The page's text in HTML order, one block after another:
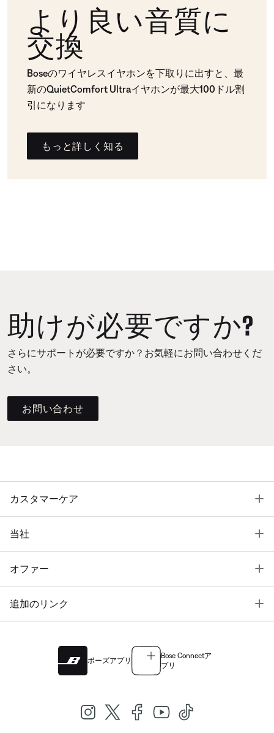
より良い音質に
交換
Boseのワイヤレスイヤホンを下取りに出すと、最
新のQuietComfort Ultraイヤホンが最大100ドル割
引になります
もっと詳しく知る
助けが必要ですか?
さらにサポートが必要ですか？お気軽にお問い合わせくだ
さい。
お問い合わせ
カスタマーケア
当社
オファー
追加のリンク
ボーズアプリ
Bose Connectア
プリ